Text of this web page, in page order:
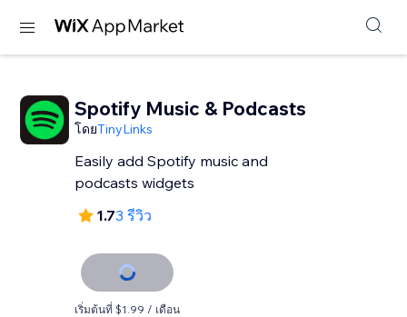
Spotify Music & Podcasts
โดยTinyLinks
Easily add Spotify music and
podcasts widgets
1.73 รีวิว
เริ่มต้นที่ $1.99 / เดือน